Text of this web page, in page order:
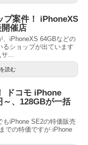
プ案件！ iPhoneXS
催店
、iPhoneXS 64GBなどの
ショップが出ています
サ...
読む
ドコモ iPhone
～、128GBが一括
もiPhone SE2の特価販売
での特価ですが iPhone